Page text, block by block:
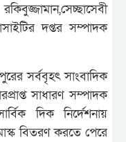
দপ্তর সম্পাদক
সর্ববৃহৎ সাংবাদিক
সাধারণ সম্পাদক
দিক নির্দেশনায়
বিতরণ করতে পেরে